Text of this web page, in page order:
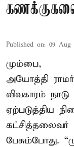
Published on: 09 Aug
மும்பை,
அயோத்தி
விவகாரம்
ஏற்படுத்திய
கட்சித்தலைவர்
பேசும்போது.